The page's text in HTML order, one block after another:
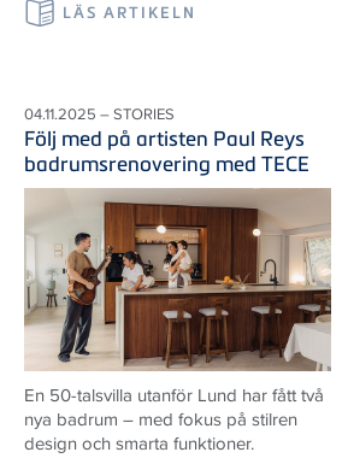
LÄS ARTIKELN
04.11.2025 – STORIES
Följ med på artisten Paul Reys
badrumsrenovering med TECE
En 50-talsvilla utanför Lund har fått två
nya badrum – med fokus på stilren
design och smarta funktioner.